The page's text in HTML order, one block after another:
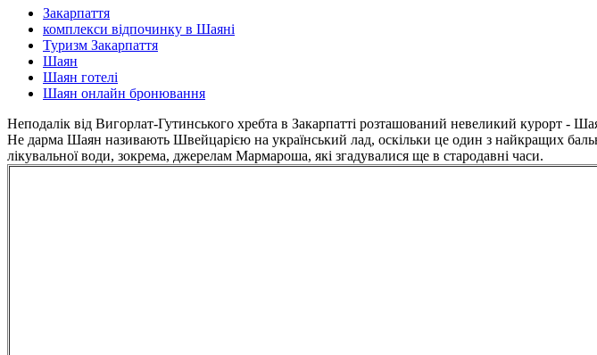
Закарпаття
комплекси відпочинку в Шаяні
Туризм Закарпаття
Шаян
Шаян готелі
Шаян онлайн бронювання
Неподалік від Вигорлат-Гутинського хребта в Закарпатті розташований невеликий курорт -
Не дарма Шаян називають Швейцарією на український лад, оскільки це один з найкращих
лікувальної води, зокрема, джерелам Мармароша, які згадувалися ще в стародавні часи.